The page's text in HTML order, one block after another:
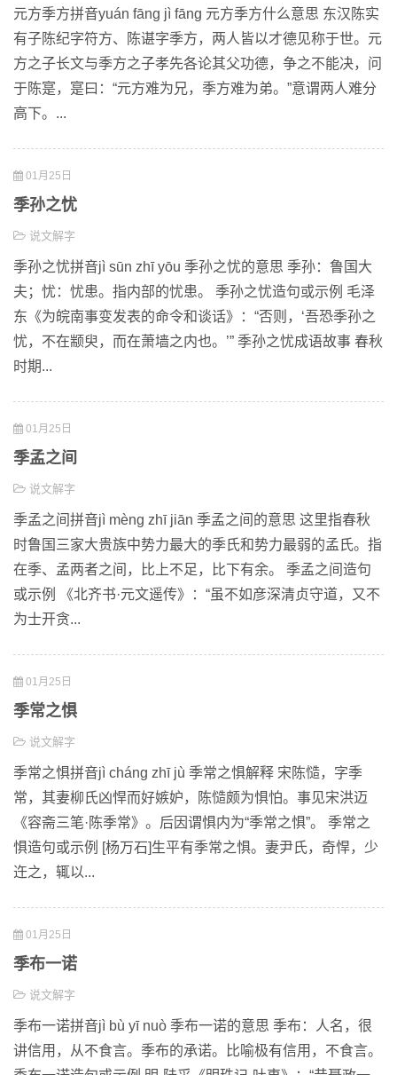
元方季方拼音yuán fāng jì fāng 元方季方什么意思 东汉陈实
有子陈纪字符方、陈谌字季方，两人皆以才德见称于世。元
方之子长文与季方之子孝先各论其父功德，争之不能决，问
于陈寔，寔曰：“元方难为兄，季方难为弟。”意谓两人难分
高下。...
01月25日
季孙之忧
说文解字
季孙之忧拼音jì sūn zhī yōu 季孙之忧的意思 季孙：鲁国大
夫；忧：忧患。指内部的忧患。 季孙之忧造句或示例 毛泽
东《为皖南事变发表的命令和谈话》：“否则，‘吾恐季孙之
忧，不在颛臾，而在萧墙之内也。’” 季孙之忧成语故事 春秋
时期...
01月25日
季孟之间
说文解字
季孟之间拼音jì mèng zhī jiān 季孟之间的意思 这里指春秋
时鲁国三家大贵族中势力最大的季氏和势力最弱的孟氏。指
在季、孟两者之间，比上不足，比下有余。 季孟之间造句
或示例 《北齐书·元文遥传》：“虽不如彦深清贞守道，又不
为士开贪...
01月25日
季常之惧
说文解字
季常之惧拼音jì cháng zhī jù 季常之惧解释 宋陈慥，字季
常，其妻柳氏凶悍而好嫉妒，陈慥颇为惧怕。事见宋洪迈
《容斋三笔·陈季常》。后因谓惧内为“季常之惧”。 季常之
惧造句或示例 [杨万石]生平有季常之惧。妻尹氏，奇悍，少
迕之，辄以...
01月25日
季布一诺
说文解字
季布一诺拼音jì bù yī nuò 季布一诺的意思 季布：人名，很
讲信用，从不食言。季布的承诺。比喻极有信用，不食言。